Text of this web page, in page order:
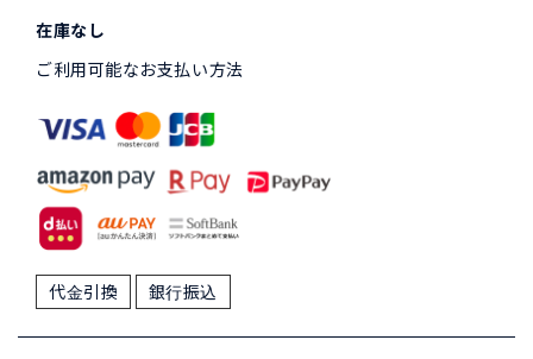
在庫なし
ご利用可能なお支払い方法
代金引換 銀行振込